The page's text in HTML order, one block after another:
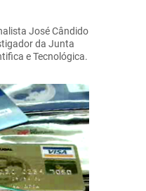
José Cândido
da Junta
e Tecnológica.